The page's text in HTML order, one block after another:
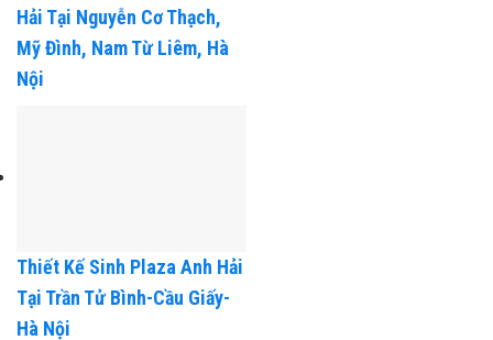
Thiết Kế Sinh Plaza 4 Anh
Hải Tại Nguyễn Cơ Thạch,
Mỹ Đình, Nam Từ Liêm, Hà
Thiết Kế Sinh Plaza Anh Hải
Tại Trần Tử Bình-Cầu Giấy-